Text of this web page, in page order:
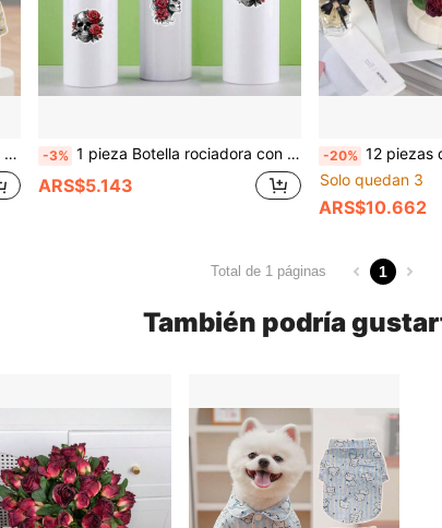
-3% 1 pieza Botella rociadora con patrón de calavera, Dispensador de jabón para baño, Botella rociadora de limpieza, Botella rociadora recargable de niebla fina, Botella rociadora de alcohol mini, Recipiente de agua para maquillaje, Botella dispensadora de viaje, Botella rociadora pequeña de niebla fina, Botella dispensadora portátil, Botella rociadora para baño, Botella rociadora continua de niebla ultra fina, Botella dispensadora, Botella rociadora pequeña para jardinería, flores y plantas, Botella rociadora de agua, Botella rociadora humidificante
ARS$5.143
-20% 12 piezas de rosas artificiales vintage con bordes quemados, flores de seda falsa para
Solo quedan 3
ARS$10.662
Total de 1 páginas 1
También podría